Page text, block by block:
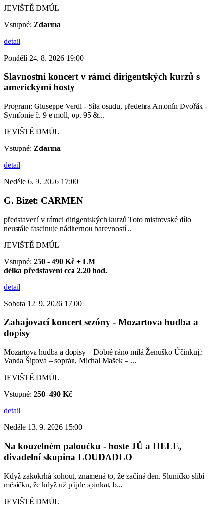
JEVIŠTĚ DMÚL
Vstupné: Zdarma
detail
Pondělí 24. 8. 2026 19:00
Slavnostní koncert v rámci dirigentských kurzů s
americkými hosty
Program: Giuseppe Verdi - Síla osudu, předehra Antonín Dvořák -
Symfonie č. 9 e moll, op. 95 &...
JEVIŠTĚ DMÚL
Vstupné: Zdarma
detail
Neděle 6. 9. 2026 17:00
G. Bizet: CARMEN
představení v rámci dirigentských kurzů Toto mistrovské dílo
neustále fascinuje nádhernou barevností...
JEVIŠTĚ DMÚL
Vstupné: 250 - 490 Kč + LM
délka představení cca 2.20 hod.
detail
Sobota 12. 9. 2026 17:00
Zahajovací koncert sezóny - Mozartova hudba a
dopisy
Mozartova hudba a dopisy – Dobré ráno milá Ženuško Účinkují:
Vanda Šípová – soprán, Michal Mašek – ...
JEVIŠTĚ DMÚL
Vstupné: 250–490 Kč
detail
Neděle 13. 9. 2026 15:00
Na kouzelném paloučku - hosté JŮ a HELE,
divadelní skupina LOUDADLO
Když zakokrhá kohout, znamená to, že začíná den. Sluníčko slíbí
měsíčku, že když už půjde spinkat, b...
JEVIŠTĚ DMÚL